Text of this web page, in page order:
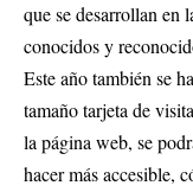
que se desarrollan en
conocidos y
Este año también se
tamaño tarjeta de
la página web, se
hacer más accesible,